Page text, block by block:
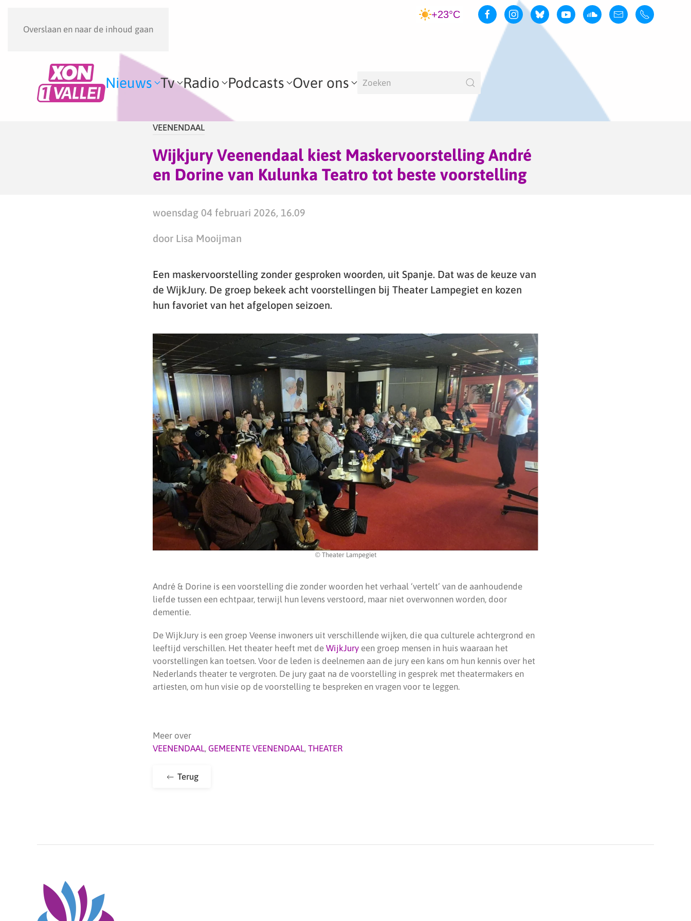
Overslaan en naar de inhoud gaan
+23°C
Nieuws Tv Radio Podcasts Over ons
VEENENDAAL
Wijkjury Veenendaal kiest Maskervoorstelling André
en Dorine van Kulunka Teatro tot beste voorstelling
woensdag 04 februari 2026, 16.09
door Lisa Mooijman
Een maskervoorstelling zonder gesproken woorden, uit Spanje. Dat was de keuze van
de WijkJury. De groep bekeek acht voorstellingen bij Theater Lampegiet en kozen
hun favoriet van het afgelopen seizoen.
© Theater Lampegiet
André & Dorine is een voorstelling die zonder woorden het verhaal ‘vertelt’ van de aanhoudende
liefde tussen een echtpaar, terwijl hun levens verstoord, maar niet overwonnen worden, door
dementie.
De WijkJury is een groep Veense inwoners uit verschillende wijken, die qua culturele achtergrond en
leeftijd verschillen. Het theater heeft met de WijkJury een groep mensen in huis waaraan het
voorstellingen kan toetsen. Voor de leden is deelnemen aan de jury een kans om hun kennis over het
Nederlands theater te vergroten. De jury gaat na de voorstelling in gesprek met theatermakers en
artiesten, om hun visie op de voorstelling te bespreken en vragen voor te leggen.
Meer over
VEENENDAAL, GEMEENTE VEENENDAAL, THEATER
Terug